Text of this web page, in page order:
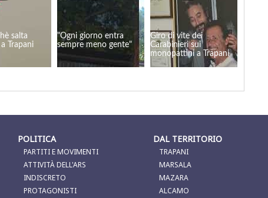
salta
Trapani
"Ogni giorno entra
sempre meno gente"
Giro di vite dei
Carabinieri sui
monopattini a Trapani
POLITICA
PARTITI E MOVIMENTI
ATTIVITÀ DELL'ARS
INDISCRETO
PROTAGONISTI
DAL TERRITORIO
TRAPANI
MARSALA
MAZARA
ALCAMO